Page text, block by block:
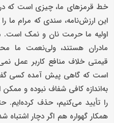
خط قرمزهای ما، چیزی است که در
این ارزش‌نامه، سندی که مرام
اولیه ما حرمت نان و نمک است.
مادران هستند، ولی‌نعمت ما
قیمتی خلاف منافع کاربر عمل
است که گاهی پیش آمده کسی
به‌اندازه کافی شفاف نبوده و
را تأیید می‌کنیم، حذف کرده‌ایم.
همکار گهواره هم اگر دچار